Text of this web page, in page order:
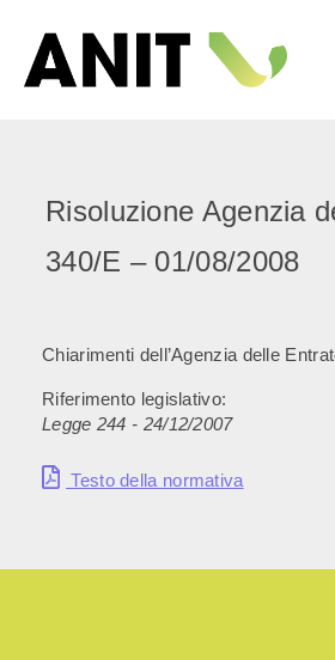
Risoluzione Agenzia
340/E – 01/08/2008
Chiarimenti dell’Agenzia delle
Riferimento legislativo:
Legge 244 - 24/12/2007
Testo della normativa